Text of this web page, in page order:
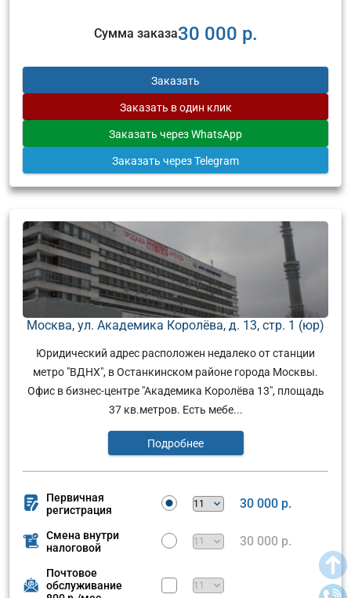
Сумма заказа30 000 р.
Заказать
Заказать в один клик
Заказать через WhatsApp
Заказать через Telegram
Москва, ул. Академика Королёва, д. 13, стр. 1 (юр)
Юридический адрес расположен недалеко от станции
метро "ВДНХ", в Останкинском районе города Москвы.
Офис в бизнес-центре "Академика Королёва 13", площадь
37 кв.метров. Есть мебе...
Подробнее
Первичная
регистрация
30 000 р.
Смена внутри
налоговой
30 000 р.
Почтовое
обслуживание